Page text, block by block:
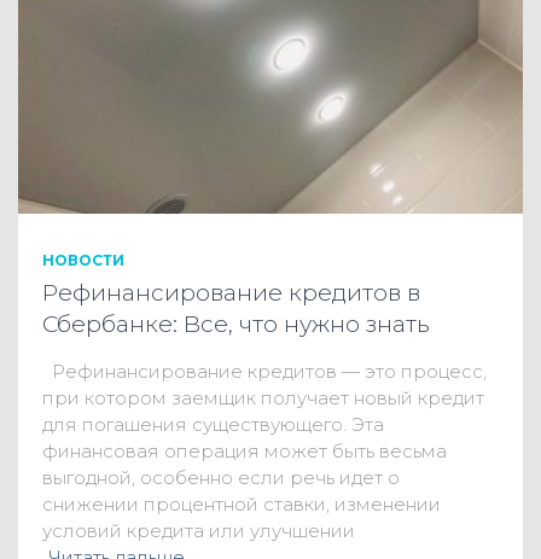
НОВОСТИ
Рефинансирование кредитов в
Сбербанке: Все, что нужно знать
Рефинансирование кредитов — это процесс,
при котором заемщик получает новый кредит
для погашения существующего. Эта
финансовая операция может быть весьма
выгодной, особенно если речь идет о
снижении процентной ставки, изменении
условий кредита или улучшении